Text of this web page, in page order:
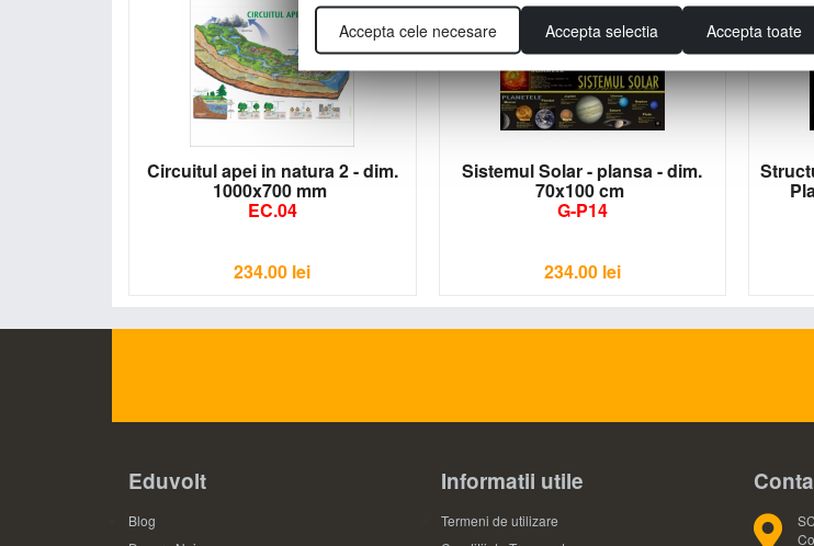
Circuitul apei in natura 2 - dim.
1000x700 mm
EC.04
234.00 lei
Sistemul Solar - plansa - dim.
70x100 cm
G-P14
234.00 lei
Eduvolt
Blog
Informatii utile
Termeni de utilizare
Accepta cele necesare Accepta selectia Accepta toate